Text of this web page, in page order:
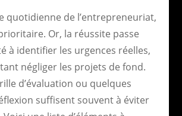
quotidienne de l’entrepreneuriat,
Or, la réussite passe
à identifier les urgences réelles,
négliger les projets de fond.
d’évaluation ou quelques
suffisent souvent à éviter